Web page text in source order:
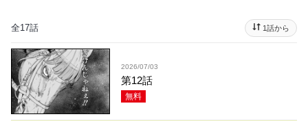
全17話 1話から
2026/07/03
第12話
無料